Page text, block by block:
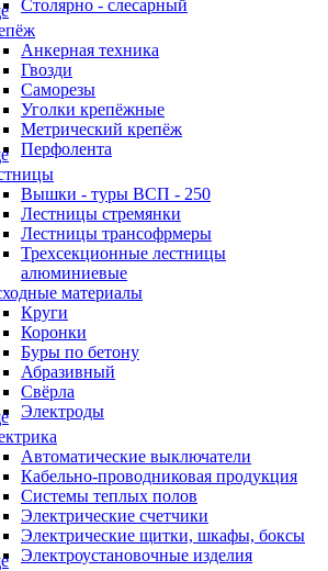
Столярно - слесарный
Анкерная техника
Гвозди
Саморезы
Уголки крепёжные
Метрический крепёж
Перфолента
Вышки - туры ВСП - 250
Лестницы стремянки
Лестницы трансофрмеры
Трехсекционные лестницы
алюминиевые
материалы
Круги
Коронки
Буры по бетону
Абразивный
Свёрла
Электроды
Автоматические выключатели
Кабельно-проводниковая продукция
Системы теплых полов
Электрические счетчики
Электрические щитки, шкафы, боксы
Электроустановочные изделия